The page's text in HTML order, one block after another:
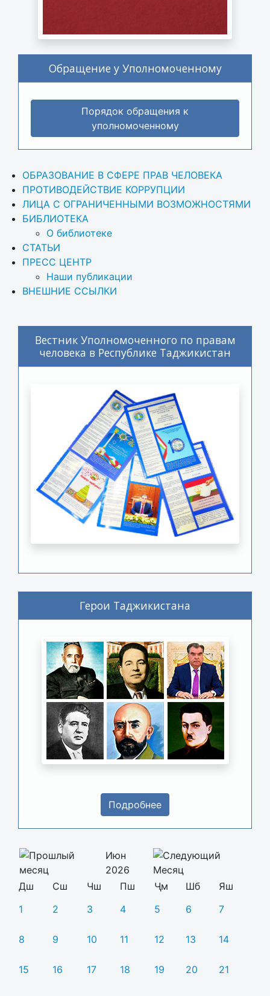
Обращение у Уполномоченному
Порядок обращения к
уполномоченному
ОБРАЗОВАНИЕ В СФЕРЕ ПРАВ ЧЕЛОВЕКА
ПРОТИВОДЕЙСТВИЕ КОРРУПЦИИ
ЛИЦА С ОГРАНИЧЕННЫМИ ВОЗМОЖНОСТЯМИ
БИБЛИОТЕКА
О библиотеке
СТАТЬИ
ПРЕСС ЦЕНТР
Наши публикации
ВНЕШНИЕ ССЫЛКИ
Вестник Уполномоченного по правам
человека в Республике Таджикистан
Герои Таджикистана
Подробнее
Июн
2026
Дш
Сш Чш Пш Ҷм Шб
Яш
1
2 3 4 5 6 7
8 9 10 11 12 13 14
15 16 17 18 19 20 21